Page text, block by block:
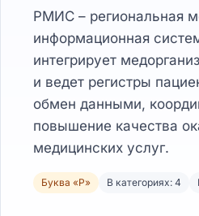
РМИС – региональная
информационная
интегрирует
и ведет регистры
обмен данными,
повышение качества
медицинских услуг.
Буква «Р» В категориях: 4